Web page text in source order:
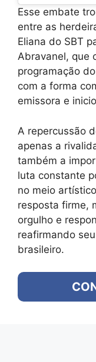
Esse embate
entre as
Eliana do SBT
Abravanel, que
programação
com a forma
emissora e
A repercussão
apenas a
também a
luta constante
no meio
resposta firme,
orgulho e
reafirmando
brasileiro.